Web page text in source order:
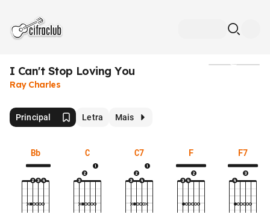
I Can't Stop Loving You
Ray Charles
Principal Letra Mais
Bb C C7 F F7